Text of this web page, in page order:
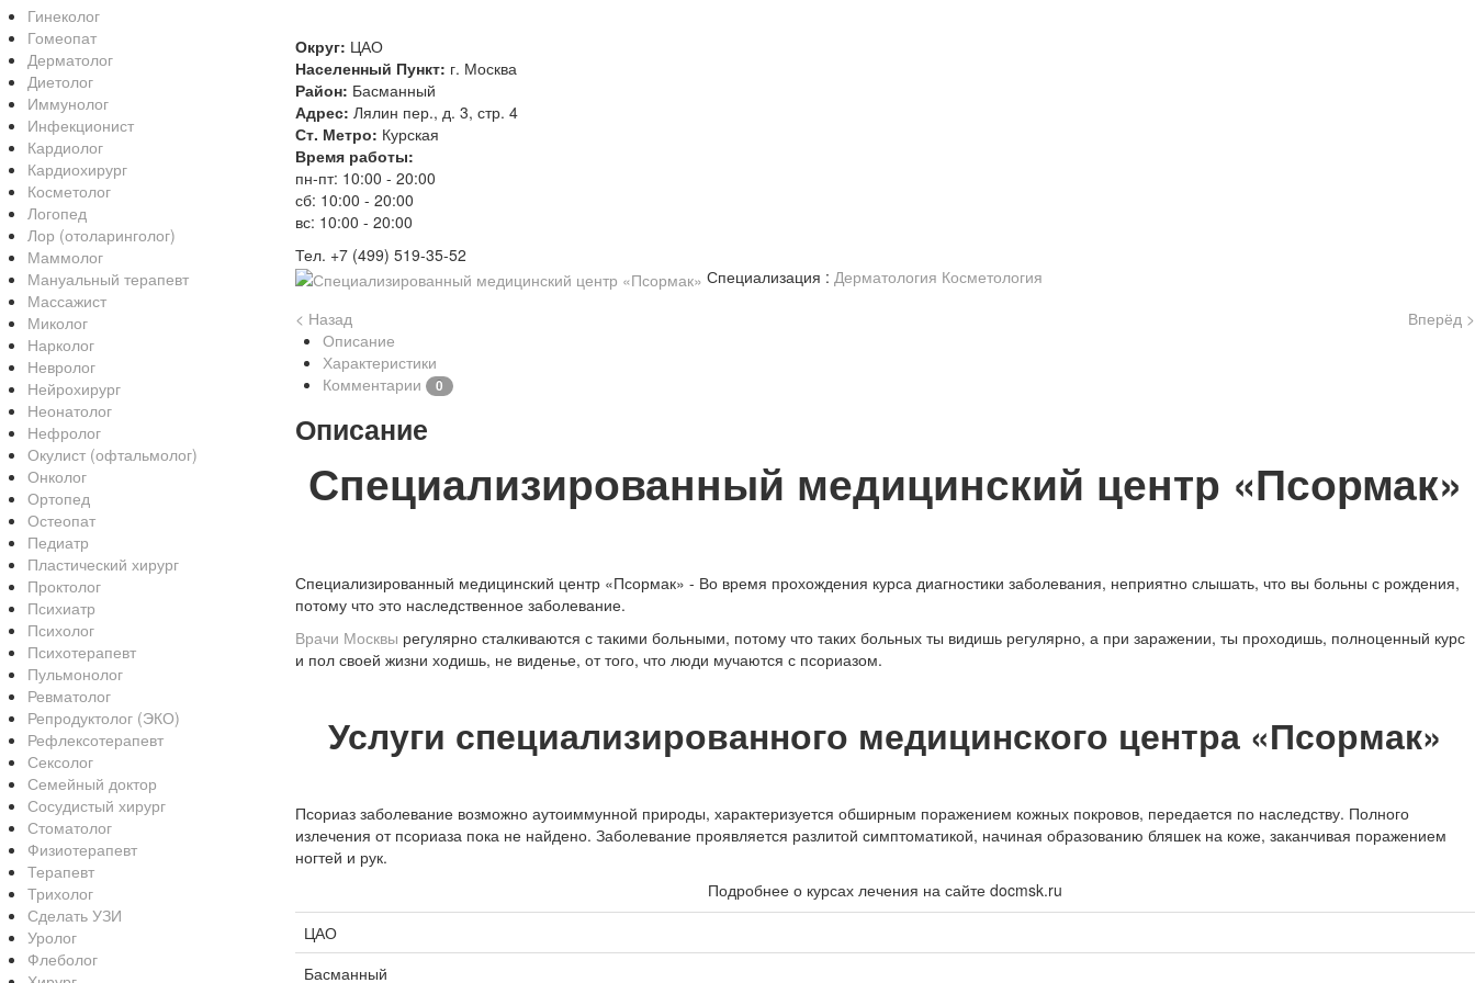
Округ: ЦАО
Населенный Пункт: г. Москва
Район: Басманный
Адрес: Лялин пер., д. 3, стр. 4
Ст. Метро: Курская
Время работы:
пн-пт: 10:00 - 20:00
сб: 10:00 - 20:00
вс: 10:00 - 20:00
Тел. +7 (499) 519-35-52
Специализация : Дерматология Косметология
< Назад
Вперёд >
Описание
Характеристики
Комментарии
0
Описание
Специализированный медицинский центр «Псормак»
Специализированный медицинский центр «Псормак» - Во время прохождения курса диагностики заболевания, неприятно слышать, что вы больны с рождения,
потому что это наследственное заболевание.
Врачи Москвы регулярно сталкиваются с такими больными, потому что таких больных ты видишь регулярно, а при заражении, ты проходишь, полноценный курс
и пол своей жизни ходишь, не виденье, от того, что люди мучаются с псориазом.
Услуги специализированного медицинского центра «Псормак»
Псориаз заболевание возможно аутоиммунной природы, характеризуется обширным поражением кожных покровов, передается по наследству. Полного
излечения от псориаза пока не найдено. Заболевание проявляется разлитой симптоматикой, начиная образованию бляшек на коже, заканчивая поражением
ногтей и рук.
Подробнее о курсах лечения на сайте docmsk.ru
ЦАО
Басманный
Гинеколог
Гомеопат
Дерматолог
Диетолог
Иммунолог
Инфекционист
Кардиолог
Кардиохирург
Косметолог
Логопед
Лор (отоларинголог)
Маммолог
Мануальный терапевт
Массажист
Миколог
Нарколог
Невролог
Нейрохирург
Неонатолог
Нефролог
Окулист (офтальмолог)
Онколог
Ортопед
Остеопат
Педиатр
Пластический хирург
Проктолог
Психиатр
Психолог
Психотерапевт
Пульмонолог
Ревматолог
Репродуктолог (ЭКО)
Рефлексотерапевт
Сексолог
Семейный доктор
Сосудистый хирург
Стоматолог
Физиотерапевт
Терапевт
Трихолог
Сделать УЗИ
Уролог
Флеболог